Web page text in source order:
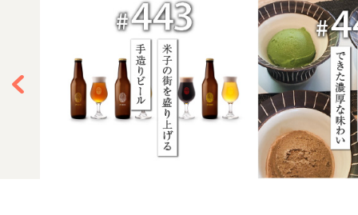
香取村のむヨーグ
三瓶山プ
カレー 大